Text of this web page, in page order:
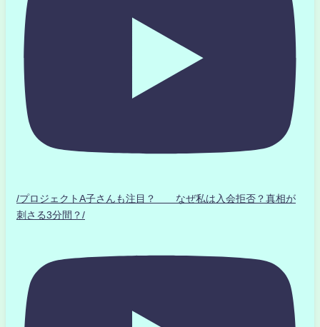
/プロジェクトA子さんも注目？ なぜ私は入会拒否？真相が
刺さる3分間？/